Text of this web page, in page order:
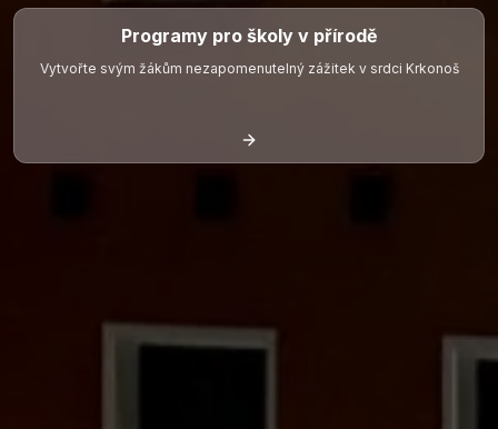
Programy pro školy v přírodě
Vytvořte svým žákům nezapomenutelný zážitek v srdci Krkonoš